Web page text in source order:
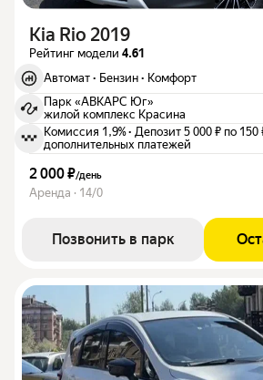
Kia Rio 2019
Рейтинг модели 4.61
Автомат · Бензин · Комфорт
Парк «АВКАРС Юг»
жилой комплекс Красина
Комиссия 1,9%· Депозит 5 000 ₽ по 150
дополнительных платежей
2 000 ₽/день
Аренда · 14/0
Позвонить в парк